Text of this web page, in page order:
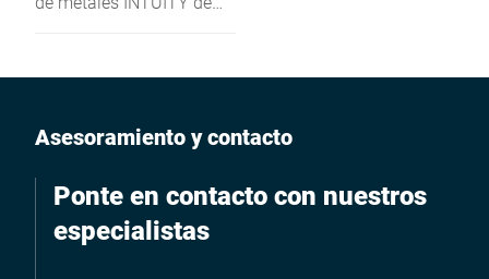
seguridad impurezas
productos o material a
Asesoramiento y contacto
Ponte en contacto con nuestros
especialistas